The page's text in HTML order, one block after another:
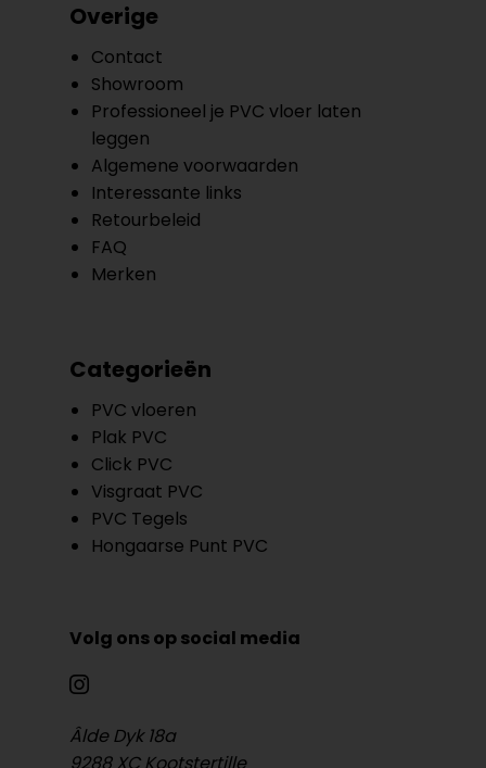
Overige
Contact
Showroom
Professioneel je PVC vloer laten
leggen
Algemene voorwaarden
Interessante links
Retourbeleid
FAQ
Merken
Categorieën
PVC vloeren
Plak PVC
Click PVC
Visgraat PVC
PVC Tegels
Hongaarse Punt PVC
Volg ons op social media
Âlde Dyk 18a